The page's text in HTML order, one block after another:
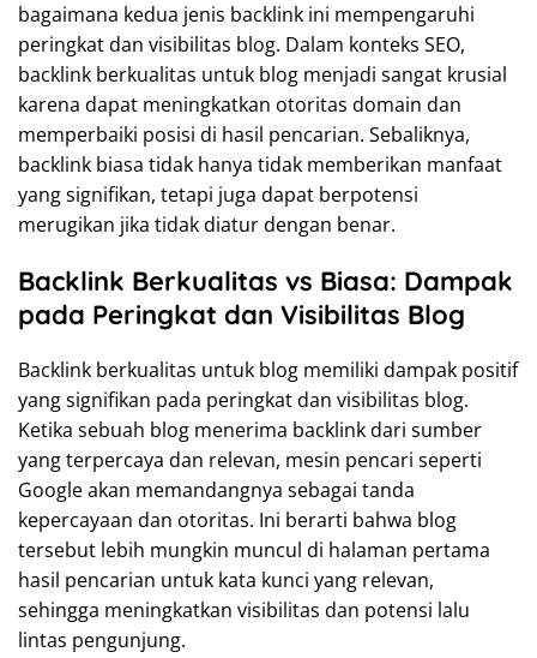
bagaimana kedua jenis backlink ini mempengaruhi
peringkat dan visibilitas blog. Dalam konteks SEO,
backlink berkualitas untuk blog menjadi sangat krusial
karena dapat meningkatkan otoritas domain dan
memperbaiki posisi di hasil pencarian. Sebaliknya,
backlink biasa tidak hanya tidak memberikan manfaat
yang signifikan, tetapi juga dapat berpotensi
merugikan jika tidak diatur dengan benar.
Backlink Berkualitas vs Biasa: Dampak
pada Peringkat dan Visibilitas Blog
Backlink berkualitas untuk blog memiliki dampak positif
yang signifikan pada peringkat dan visibilitas blog.
Ketika sebuah blog menerima backlink dari sumber
yang terpercaya dan relevan, mesin pencari seperti
Google akan memandangnya sebagai tanda
kepercayaan dan otoritas. Ini berarti bahwa blog
tersebut lebih mungkin muncul di halaman pertama
hasil pencarian untuk kata kunci yang relevan,
sehingga meningkatkan visibilitas dan potensi lalu
lintas pengunjung.